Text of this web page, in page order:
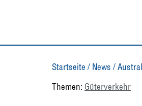
Startseite / News /
Themen: Güterverkehr